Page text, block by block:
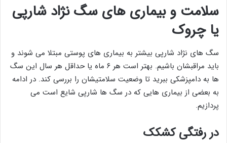
سلامت و بیماری های سگ نژاد شارپی
یا چروک
سگ های نژاد شارپی بیشتر به بیماری های پوستی مبتلا می شوند و
باید مراقبشان باشیم. بهتر است هر ۶ ماه یا حداقل هر سال این سگ
ها به دامپزشکی ببرید تا وضعیت سلامتیشان را بررسی کند. در ادامه
به بعضی از بیماری هایی که در سگ ها شارپی شایع است می
پردازیم.
در رفتگی کشکک